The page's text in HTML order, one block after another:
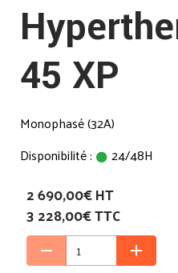
45 XP
Monophasé (32A)
Disponibilité :
24/48H
2 690,00€ HT
3 228,00€ TTC